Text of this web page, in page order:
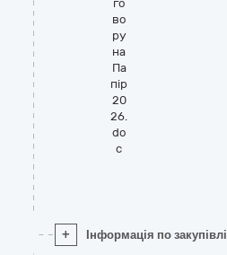
го
во
ру
на
Па
пір
20
26.
do
c
+ Інформація по закупівлі